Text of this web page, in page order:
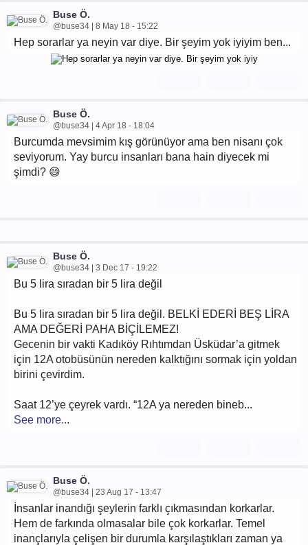
Buse Ö.
@buse34 | 8 May 18 - 15:22
Hep sorarlar ya neyin var diye. Bir şeyim yok iyiyim ben...
Buse Ö.
@buse34 | 4 Apr 18 - 18:04
Burcumda mevsimim kış görünüyor ama ben nisanı çok
seviyorum. Yay burcu insanları bana hain diyecek mi
şimdi? 😄
Buse Ö.
@buse34 | 3 Dec 17 - 19:22
Bu 5 lira sıradan bir 5 lira değil
Bu 5 lira sıradan bir 5 lira değil. BELKİ EDERİ BEŞ LİRA
AMA DEĞERİ PAHA BİÇİLEMEZ!
Gecenin bir vakti Kadıköy Rıhtımdan Üsküdar’a gitmek
için 12A otobüsünün nereden kalktığını sormak için yoldan
birini çevirdim.
Saat 12’ye çeyrek vardı. “12A ya nereden bineb...
See more...
Buse Ö.
@buse34 | 23 Aug 17 - 13:47
İnsanlar inandığı şeylerin farklı çıkmasından korkarlar.
Hem de farkında olmasalar bile çok korkarlar. Temel
inançlarıyla çelişen bir durumla karşılaştıkları zaman ya